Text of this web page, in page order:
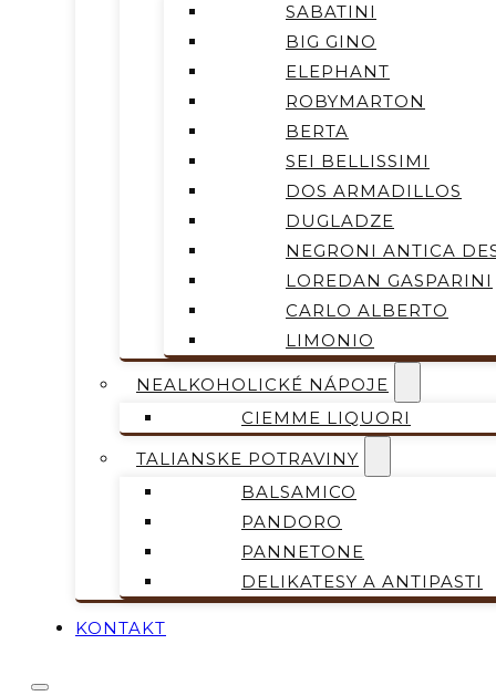
SABATINI
BIG GINO
ELEPHANT
ROBYMARTON
BERTA
SEI BELLISSIMI
DOS ARMADILLOS
DUGLADZE
NEGRONI ANTICA
LOREDAN GASPARINI
CARLO ALBERTO
LIMONIO
NEALKOHOLICKÉ NÁPOJE
CIEMME LIQUORI
TALIANSKE POTRAVINY
BALSAMICO
PANDORO
PANNETONE
DELIKATESY A ANTIPASTI
KONTAKT